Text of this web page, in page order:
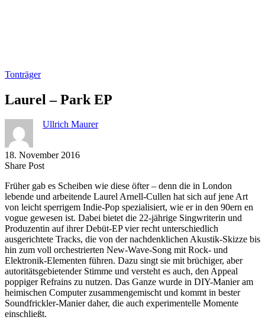
Tonträger
Laurel – Park EP
Ullrich Maurer
18. November 2016
Share PostShare
Facebook
Copy
to
clipboard
Send
via
eMail
Früher gab es Scheiben wie diese öfter – denn die in London
lebende und arbeitende Laurel Arnell-Cullen hat sich auf jene Art
von leicht sperrigem Indie-Pop spezialisiert, wie er in den 90ern en
vogue gewesen ist. Dabei bietet die 22-jährige Singwriterin und
Produzentin auf ihrer Debüt-EP vier recht unterschiedlich
ausgerichtete Tracks, die von der nachdenklichen Akustik-Skizze bis
hin zum voll orchestrierten New-Wave-Song mit Rock- und
Elektronik-Elementen führen. Dazu singt sie mit brüchiger, aber
autoritätsgebietender Stimme und versteht es auch, den Appeal
poppiger Refrains zu nutzen. Das Ganze wurde in DIY-Manier am
heimischen Computer zusammengemischt und kommt in bester
Soundfrickler-Manier daher, die auch experimentelle Momente
einschließt.